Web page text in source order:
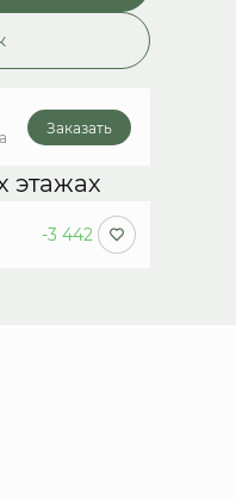
Заказать
этажах
-3 442